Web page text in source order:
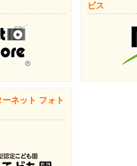
ビス
ネット フォト